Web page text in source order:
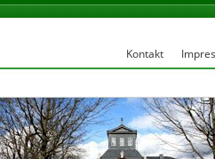
Kontakt